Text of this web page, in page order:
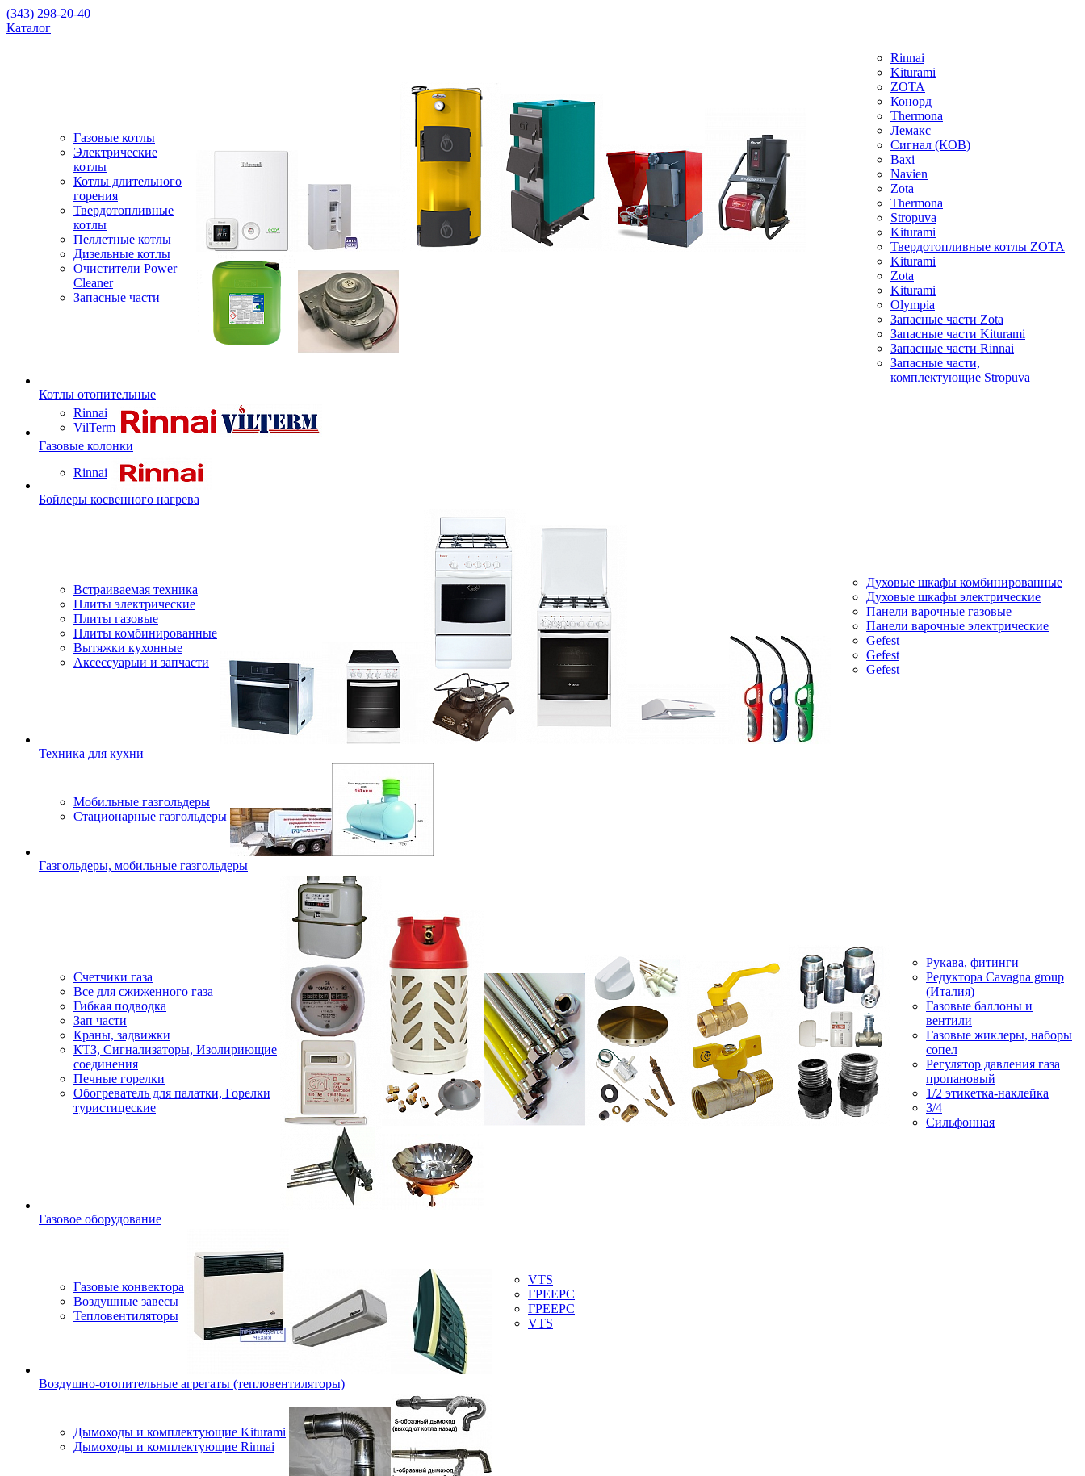
(343) 298-20-40
Каталог
Газовые котлы
Электрические
котлы
Котлы длительного
горения
Твердотопливные
котлы
Пеллетные котлы
Дизельные котлы
Очистители Power
Cleaner
Запасные части
Rinnai
Kiturami
ZOTA
Конорд
Thermona
Лемакс
Сигнал (КОВ)
Baxi
Navien
Zota
Thermona
Stropuva
Kiturami
Твердотопливные котлы ZOTA
Kiturami
Zota
Kiturami
Olympia
Запасные части Zota
Запасные части Kiturami
Запасные части Rinnai
Запасные части,
комплектующие Stropuva
Котлы отопительные
Rinnai
VilTerm
Газовые колонки
Rinnai
Бойлеры косвенного нагрева
Встраиваемая техника
Плиты электрические
Плиты газовые
Плиты комбинированные
Вытяжки кухонные
Аксессуарыи и запчасти
Духовые шкафы комбинированные
Духовые шкафы электрические
Панели варочные газовые
Панели варочные электрические
Gefest
Gefest
Gefest
Техника для кухни
Мобильные газгольдеры
Стационарные газгольдеры
Газгольдеры, мобильные газгольдеры
Счетчики газа
Все для сжиженного газа
Гибкая подводка
Зап части
Краны, задвижки
КТЗ, Сигнализаторы, Изолириющие
соединения
Печные горелки
Обогреватель для палатки, Горелки
туристицеские
Рукава, фитинги
Редуктора Cavagna group
(Италия)
Газовые баллоны и
вентили
Газовые жиклеры, наборы
сопел
Регулятор давления газа
пропановый
1/2 этикетка-наклейка
3/4
Сильфонная
Газовое оборудование
Газовые конвектора
Воздушные завесы
Тепловентиляторы
VTS
ГРЕЕРС
ГРЕЕРС
VTS
Воздушно-отопительные агрегаты (тепловентиляторы)
Дымоходы и комплектующие Kiturami
Дымоходы и комплектующие Rinnai